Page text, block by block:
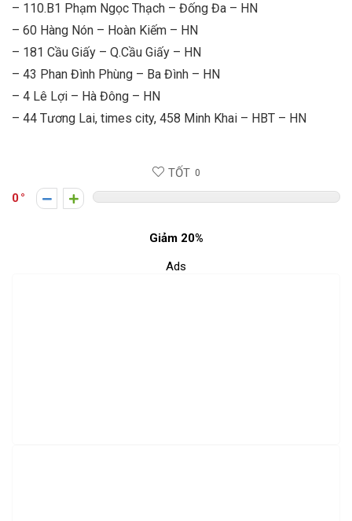
– 110.B1 Phạm Ngọc Thạch – Đống Đa – HN
– 60 Hàng Nón – Hoàn Kiếm – HN
– 181 Cầu Giấy – Q.Cầu Giấy – HN
– 43 Phan Đình Phùng – Ba Đình – HN
– 4 Lê Lợi – Hà Đông – HN
– 44 Tương Lai, times city, 458 Minh Khai – HBT – HN
TỐT 0
0
Giảm 20%
Ads